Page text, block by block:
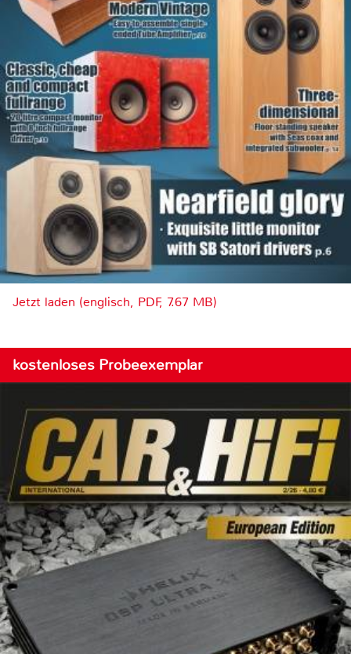
Jetzt laden (englisch, PDF, 7.67 MB)
kostenloses Probeexemplar